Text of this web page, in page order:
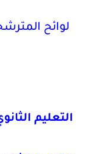
لوائح
التعليم